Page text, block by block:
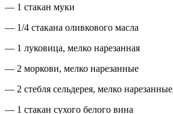
— 1 стакан муки
— 1/4 стакана оливкового масла
— 1 луковица, мелко нарезанная
— 2 моркови, мелко нарезанные
— 2 стебля сельдерея, мелко нарезанные
— 1 стакан сухого белого вина